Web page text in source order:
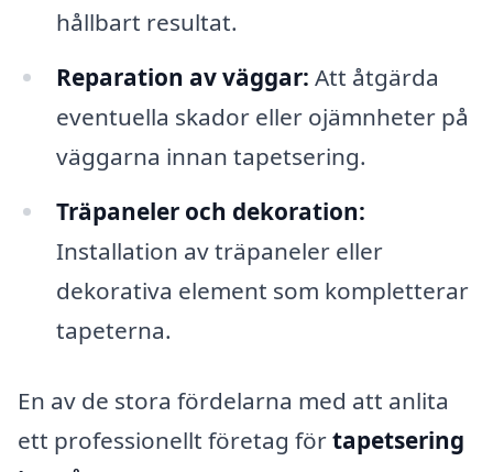
hållbart resultat.
Reparation av väggar: Att åtgärda
eventuella skador eller ojämnheter på
väggarna innan tapetsering.
Träpaneler och dekoration:
Installation av träpaneler eller
dekorativa element som kompletterar
tapeterna.
En av de stora fördelarna med att anlita
ett professionellt företag förtapetsering